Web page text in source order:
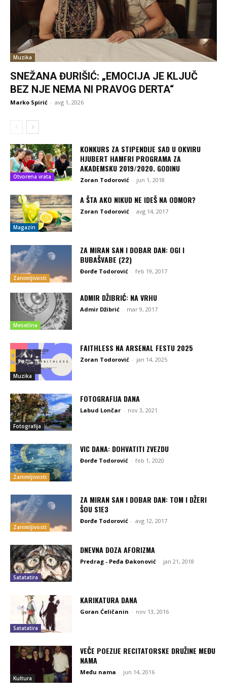
Muzika
SNEŽANA ĐURIŠIĆ: „EMOCIJA JE KLJUČ
BEZ NJE NEMA NI PRAVOG DERTA“
Marko Spirić - avg 1, 2026
Otvorena vrata
KONKURS ZA STIPENDIJE SAD U OKVIRU
HJUBERT HAMFRI PROGRAMA ZA
AKADEMSKU 2019/2020. GODINU
Zoran Todorović - jun 1, 2018
Magazin
A ŠTA AKO NIKUD NE IDEŠ NA ODMOR?
Zoran Todorović - avg 14, 2017
Zanimljivosti
ZA MIRAN SAN I DOBAR DAN: OGI I
BUBAŠVABE (22)
Đorđe Todorović - feb 19, 2017
Mesečina
ADMIR DŽIBRIĆ: NA VRHU
Admir Džibrić - mar 9, 2017
Muzika
FAITHLESS NA ARSENAL FESTU 2025
Zoran Todorović - jan 14, 2025
Fotografija
FOTOGRAFIJA DANA
Labud Lončar - nov 3, 2021
Zanimljivosti
VIC DANA: DOHVATITI ZVEZDU
Đorđe Todorović - feb 1, 2020
Zanimljivosti
ZA MIRAN SAN I DOBAR DAN: TOM I DŽERI
ŠOU S1E3
Đorđe Todorović - avg 12, 2017
Satatatira
DNEVNA DOZA AFORIZMA
Predrag - Peđa Đakonović - jan 21, 2018
Satatatira
KARIKATURA DANA
Goran Ćeličanin - nov 13, 2016
Kultura
VEČE POEZIJE RECITATORSKE DRUŽINE MEĐU
NAMA
Među nama - jun 14, 2016